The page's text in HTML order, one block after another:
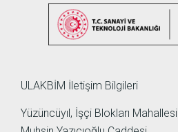
ULAKBİM İletişim Bilgileri
Yüzüncüyıl, İşçi Blokları Mahallesi